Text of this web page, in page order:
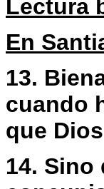
Lectura
En
13.
cuando
que
14.